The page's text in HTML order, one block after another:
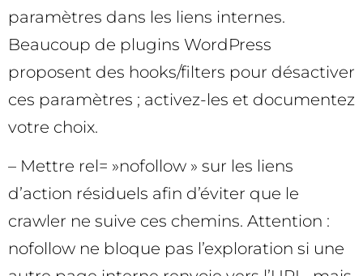
paramètres dans les liens internes.
Beaucoup de plugins WordPress
proposent des hooks/filters pour désactiver
ces paramètres ; activez-les et documentez
votre choix.
– Mettre rel= »nofollow » sur les liens
d’action résiduels afin d’éviter que le
crawler ne suive ces chemins. Attention :
nofollow ne bloque pas l’exploration si une